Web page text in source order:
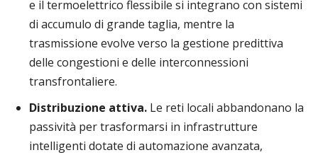
e il termoelettrico flessibile si integrano con sistemi
di accumulo di grande taglia, mentre la
trasmissione evolve verso la gestione predittiva
delle congestioni e delle interconnessioni
transfrontaliere.
Distribuzione attiva. Le reti locali abbandonano la
passività per trasformarsi in infrastrutture
intelligenti dotate di automazione avanzata,